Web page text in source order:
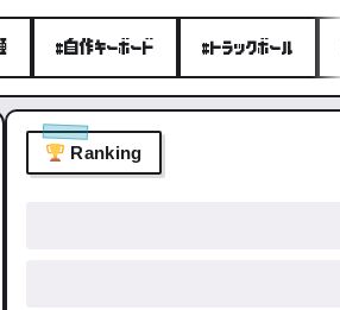
#自作キーボード #トラックボール
Ranking